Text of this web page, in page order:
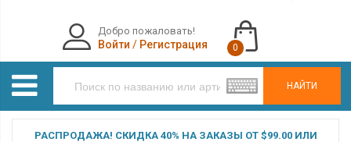
НАЙТИ
Добро пожаловать!
Войти / Регистрация 0
РАСПРОДАЖА! СКИДКА 40% НА ЗАКАЗЫ ОТ $99.00 ИЛИ